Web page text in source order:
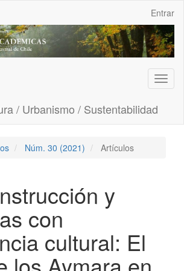
Entrar
/ Urbanismo / Sustentabilidad
Núm. 30 (2021) Artículos
y
con
cultural: El